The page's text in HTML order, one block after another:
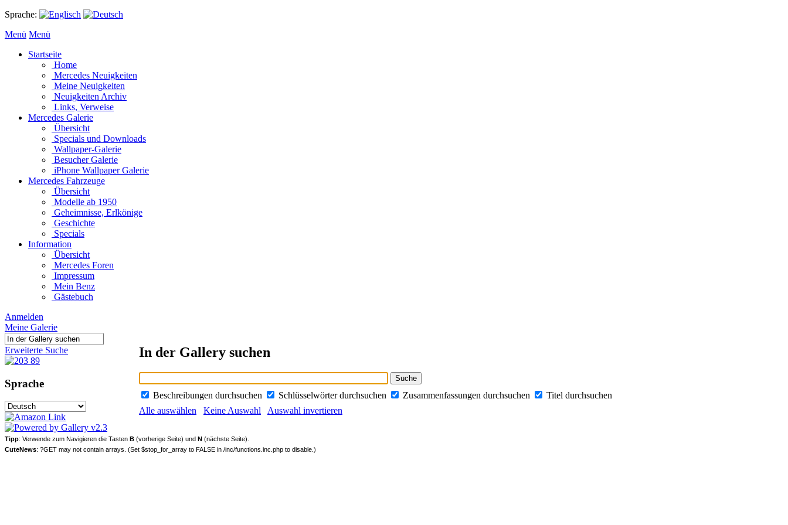
Sprache:
Menü Menü
Startseite
Home
Mercedes Neuigkeiten
Meine Neuigkeiten
Neuigkeiten Archiv
Links, Verweise
Mercedes Galerie
Übersicht
Specials und Downloads
Wallpaper-Galerie
Besucher Galerie
iPhone Wallpaper Galerie
Mercedes Fahrzeuge
Übersicht
Modelle ab 1950
Geheimnisse, Erlkönige
Geschichte
Specials
Information
Übersicht
Mercedes Foren
Impressum
Mein Benz
Gästebuch
Anmelden
Meine Galerie
Erweiterte Suche
Sprache
In der Gallery suchen
Beschreibungen durchsuchen Schlüsselwörter durchsuchen Zusammenfassungen durchsuchen
Titel durchsuchen
Alle auswählen
Keine Auswahl Auswahl invertieren
Tipp: Verwende zum Navigieren die Tasten B (vorherige Seite) und N (nächste Seite).
CuteNews: ?GET may not contain arrays. (Set $stop_for_array to FALSE in /inc/functions.inc.php to disable.)